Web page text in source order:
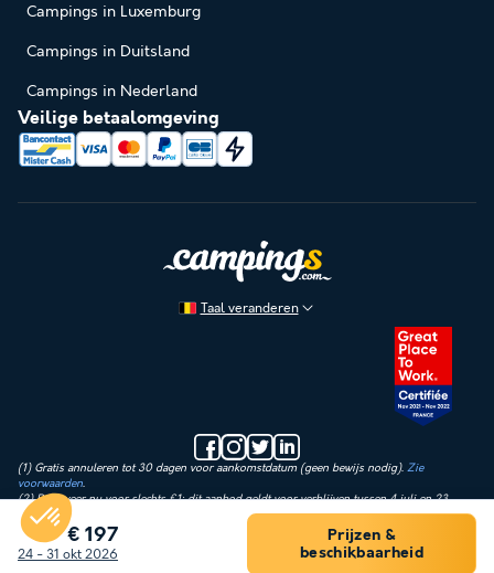
€ 197
24 - 31 okt 2026
Prijzen &
beschikbaarheid
Campings in Luxemburg
Campings in Duitsland
Campings in Nederland
Veilige betaalomgeving
Taal veranderen
(1) Gratis annuleren tot 30 dagen voor aankomstdatum (geen bewijs nodig). Zie
voorwaarden.
(2) Reserveer nu voor slechts €1: dit aanbod geldt voor verblijven tussen 4 juli en 23
augustus 2026. Vandaag betaal je alleen een aanbetaling van €1 op de huurprijs.
Administratie-, verzekerings- en verwerkingskosten worden direct verrekend. Het restant
betaal je later in 3 termijnen.